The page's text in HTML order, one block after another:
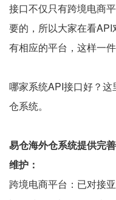
接口不仅只有跨境电商
要的，所以大家在看
有相应的平台，这样一
哪家系统API接口好？
仓系统。
易仓海外仓系统提供完
维护：
跨境电商平台：已对接